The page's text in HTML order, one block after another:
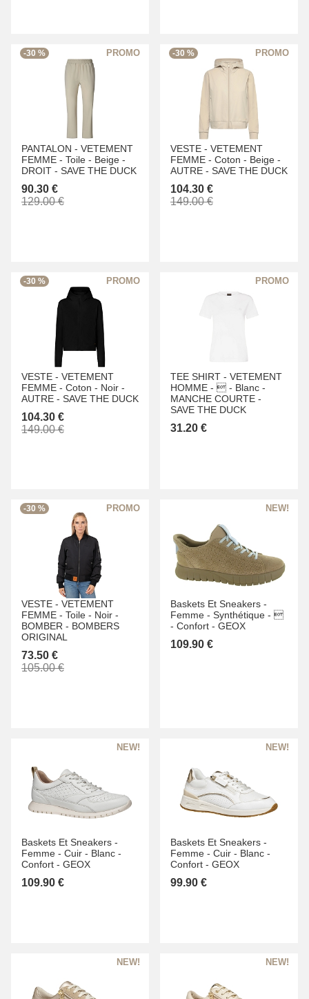
-30 %
PANTALON - VETEMENT
FEMME - Toile - Beige -
DROIT - SAVE THE DUCK
90.30 €
129.00 €
-30 %
VESTE - VETEMENT
FEMME - Coton - Beige -
AUTRE - SAVE THE DUCK
104.30 €
149.00 €
-30 %
VESTE - VETEMENT
FEMME - Coton - Noir -
AUTRE - SAVE THE DUCK
104.30 €
149.00 €
TEE SHIRT - VETEMENT
HOMME -  - Blanc -
MANCHE COURTE -
SAVE THE DUCK
31.20 €
-30 %
VESTE - VETEMENT
FEMME - Toile - Noir -
BOMBER - BOMBERS
ORIGINAL
73.50 €
105.00 €
Baskets Et Sneakers -
Femme - Synthétique - 
- Confort - GEOX
109.90 €
Baskets Et Sneakers -
Femme - Cuir - Blanc -
Confort - GEOX
109.90 €
Baskets Et Sneakers -
Femme - Cuir - Blanc -
Confort - GEOX
99.90 €